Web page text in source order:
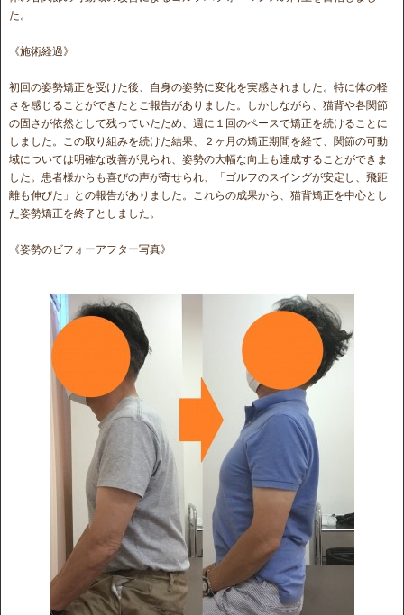
た。
《施術経過》
初回の姿勢矯正を受けた後、自身の姿勢に変化を実感されました。特に体の軽
さを感じることができたとご報告がありました。しかしながら、猫背や各関節
の固さが依然として残っていたため、週に１回のペースで矯正を続けることに
しました。この取り組みを続けた結果、２ヶ月の矯正期間を経て、関節の可動
域については明確な改善が見られ、姿勢の大幅な向上も達成することができま
した。患者様からも喜びの声が寄せられ、「ゴルフのスイングが安定し、飛距
離も伸びた」との報告がありました。これらの成果から、猫背矯正を中心とし
た姿勢矯正を終了としました。
《姿勢のビフォーアフター写真》